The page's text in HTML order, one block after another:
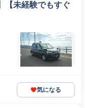
【未経験でもすぐ
気になる